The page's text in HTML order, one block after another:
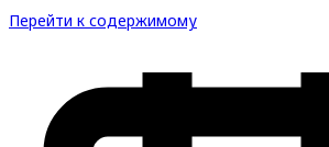
Перейти к содержимому